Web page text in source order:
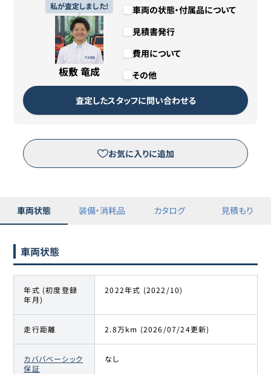
私が査定しました!
板敷 竜成
車両の状態・付属品について
見積書発行
費用について
その他
査定したスタッフに問い合わせる
お気に入りに追加
車両状態 装備・消耗品 カタログ 見積もり
車両状態
年式 (初度登録
年月)
2022年式 (2022/10)
走行距離 2.8万km (2026/07/24更新)
カババベーシック
保証
なし